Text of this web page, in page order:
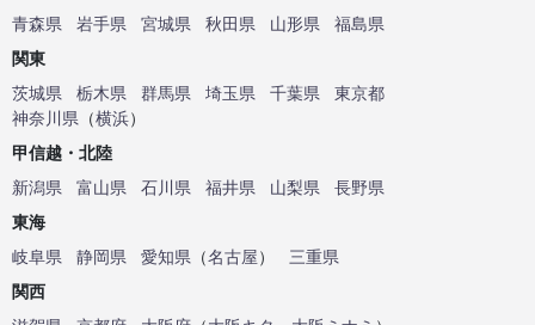
青森県
岩手県 宮城県 秋田県 山形県
福島県
関東
茨城県
栃木県 群馬県 埼玉県 千葉県
東京都
神奈川県 （横浜）
甲信越・北陸
新潟県
富山県 石川県 福井県 山梨県
長野県
東海
岐阜県
静岡県 愛知県 （名古屋）
三重県
関西